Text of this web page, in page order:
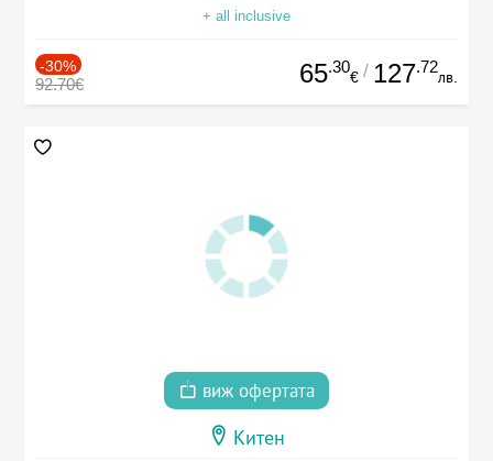
+ all inclusive
-30%
92.70€ 65.30
€ / 127.72
лв.
виж офертата
Китен